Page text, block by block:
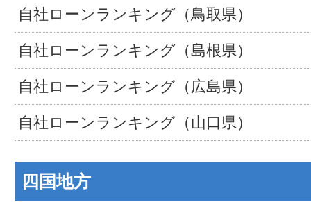
自社ローンランキング（鳥取県）
自社ローンランキング（島根県）
自社ローンランキング（広島県）
自社ローンランキング（山口県）
四国地方